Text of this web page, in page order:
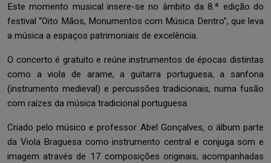
Este momento musical insere-se no âmbito da 8.ª edição do
festival “Oito Mãos, Monumentos com Música Dentro”, que leva
a música a espaços patrimoniais de excelência.
O concerto é gratuito e reúne instrumentos de épocas distintas
como a viola de arame, a guitarra portuguesa, a sanfona
(instrumento medieval) e percussões tradicionais, numa fusão
com raízes da música tradicional portuguesa.
Criado pelo músico e professor Abel Gonçalves, o álbum parte
da Viola Braguesa como instrumento central e conjuga som e
imagem através de 17 composições originais, acompanhadas